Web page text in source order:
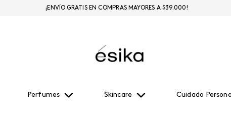
Perfumes Skincare Cuidado
¡ENVÍO GRATIS EN COMPRAS MAYORES A $39.000!